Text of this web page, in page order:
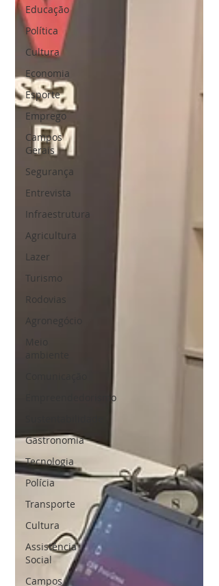
Educação
Política
Cultura
Economia
Esporte
Emprego
Campos
Gerais
Segurança
Entrevista
Infraestrutura
Agricultura
Lazer
Turismo
Rodovias
Agronegócio
Meio
Empreendedorismo
Gastronomia
Tecnologia
Polícia
Transporte
Cultura
Assistência
Social
Campos